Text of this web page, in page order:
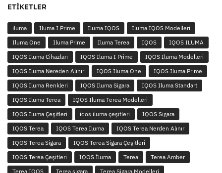
ETIKETLER
iluma Iluma I Prime Iluma IQOS
Iluma IQOS Modelleri
Iluma One
Iluma Prime Iluma Terea IQOS
IQOS ILUMA
IQOS Iluma Cihazları
IQOS Iluma I Prime
IQOS Iluma Modelleri
IQOS Iluma Nereden Alınır
IQOS Iluma One
IQOS Iluma Prime
IQOS Iluma Renkleri
IQOS Iluma Sigara
IQOS Iluma Standart
IQOS Iluma Terea
IQOS Iluma Terea Modelleri
IQOS Iluma Çeşitleri
iqos iluma çeşitleri
IQOS Sigara
IQOS Terea
IQOS Terea Iluma
IQOS Terea Nerden Alınır
IQOS Terea Sigara
IQOS Terea Sigara Çeşitleri
IQOS Terea Çeşitleri
IQOS İluma Terea
Terea Amber
Terea IQOS
Terea sigara
Terea Sigara Modelleri